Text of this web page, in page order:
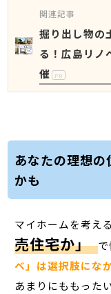
関連記事
掘り出し物の
る！広島リノ
催
PR
あなたの理想
かも
マイホームを考え
売住宅か」 で
ベ」は選択肢にな
あまりにももった